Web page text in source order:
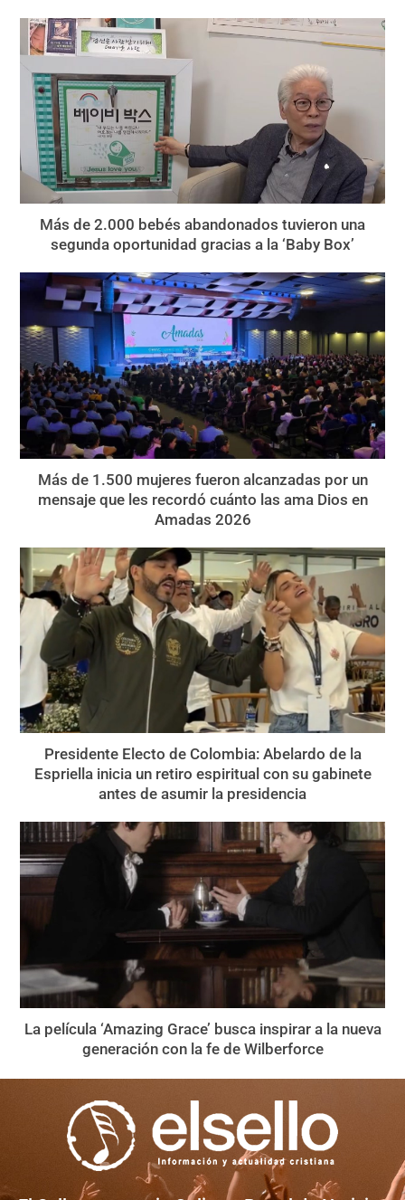
Más de 2.000 bebés abandonados tuvieron una
segunda oportunidad gracias a la ‘Baby Box’
Más de 1.500 mujeres fueron alcanzadas por un
mensaje que les recordó cuánto las ama Dios en
Amadas 2026
Presidente Electo de Colombia: Abelardo de la
Espriella inicia un retiro espiritual con su gabinete
antes de asumir la presidencia
La película ‘Amazing Grace’ busca inspirar a la nueva
generación con la fe de Wilberforce